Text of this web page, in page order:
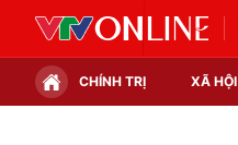
CHÍNH TRỊ XÃ HỘI